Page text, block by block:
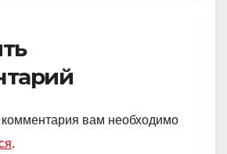
вам необходимо
.